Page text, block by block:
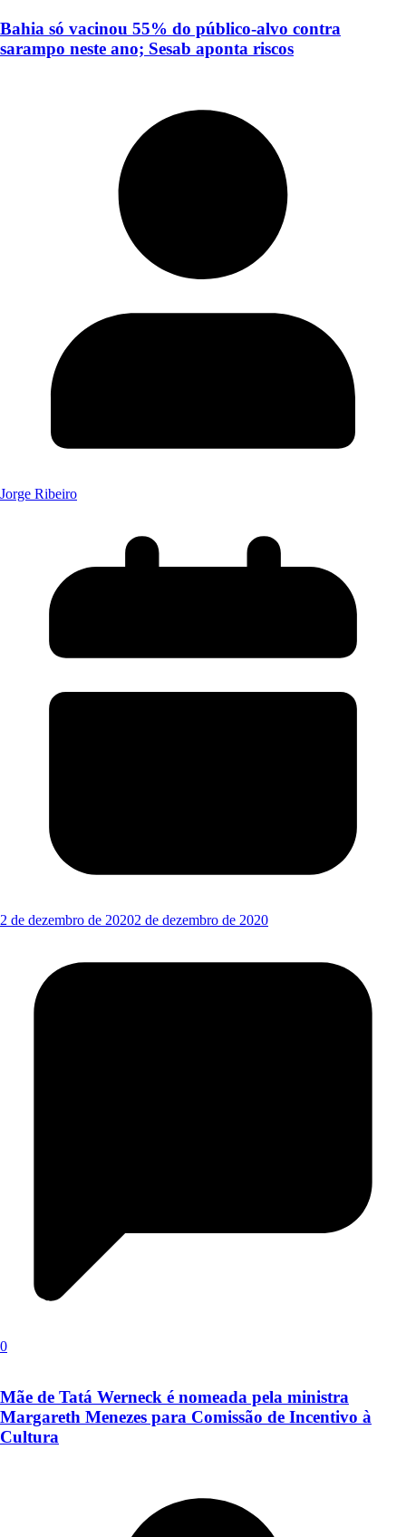
Bahia só vacinou 55% do público-alvo contra
sarampo neste ano; Sesab aponta riscos
Jorge Ribeiro
2 de dezembro de 20202 de dezembro de 2020
0
Mãe de Tatá Werneck é nomeada pela ministra
Margareth Menezes para Comissão de Incentivo à
Cultura